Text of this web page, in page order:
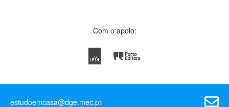
Com o apoio:
estudoemcasa@dge.mec.pt